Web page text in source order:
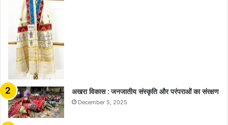
अखरा विकास : जनजातीय संस्कृति और परंपराओं का संरक्षण
December 5, 2025